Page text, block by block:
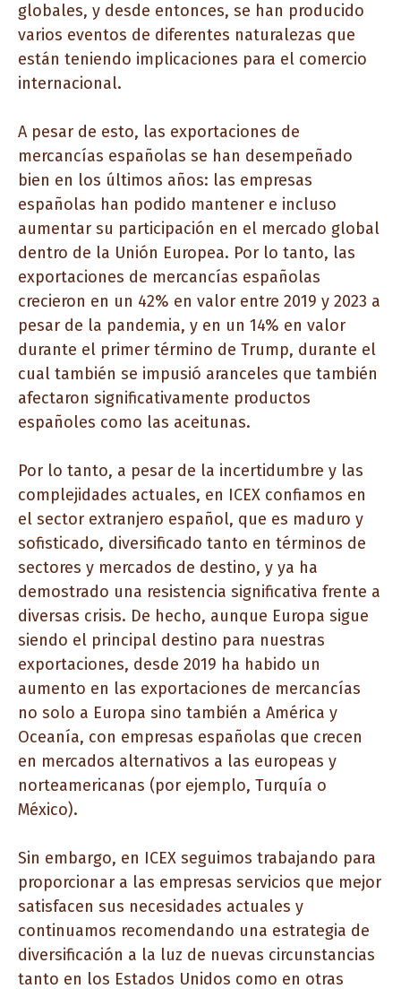
globales, y desde entonces, se han producido
varios eventos de diferentes naturalezas que
están teniendo implicaciones para el comercio
internacional.
A pesar de esto, las exportaciones de
mercancías españolas se han desempeñado
bien en los últimos años: las empresas
españolas han podido mantener e incluso
aumentar su participación en el mercado global
dentro de la Unión Europea. Por lo tanto, las
exportaciones de mercancías españolas
crecieron en un 42% en valor entre 2019 y 2023 a
pesar de la pandemia, y en un 14% en valor
durante el primer término de Trump, durante el
cual también se impusió aranceles que también
afectaron significativamente productos
españoles como las aceitunas.
Por lo tanto, a pesar de la incertidumbre y las
complejidades actuales, en ICEX confiamos en
el sector extranjero español, que es maduro y
sofisticado, diversificado tanto en términos de
sectores y mercados de destino, y ya ha
demostrado una resistencia significativa frente a
diversas crisis. De hecho, aunque Europa sigue
siendo el principal destino para nuestras
exportaciones, desde 2019 ha habido un
aumento en las exportaciones de mercancías
no solo a Europa sino también a América y
Oceanía, con empresas españolas que crecen
en mercados alternativos a las europeas y
norteamericanas (por ejemplo, Turquía o
México).
Sin embargo, en ICEX seguimos trabajando para
proporcionar a las empresas servicios que mejor
satisfacen sus necesidades actuales y
continuamos recomendando una estrategia de
diversificación a la luz de nuevas circunstancias
tanto en los Estados Unidos como en otras